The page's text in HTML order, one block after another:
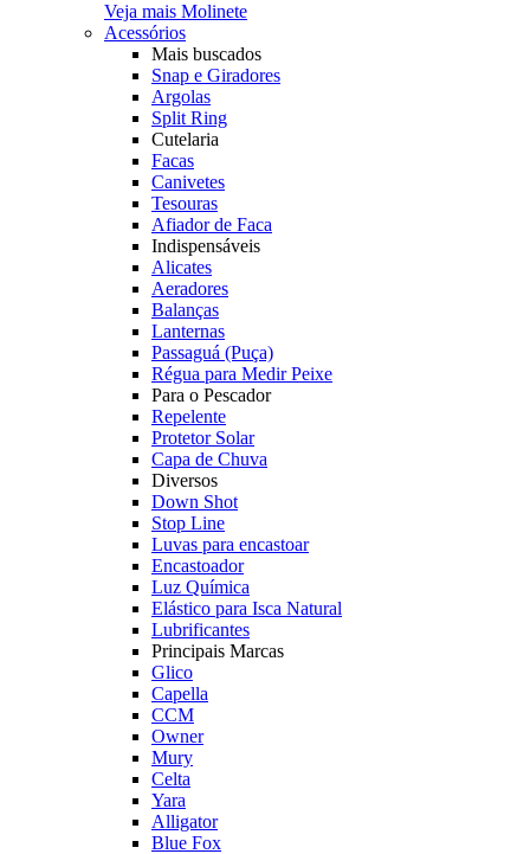
Veja mais Molinete
Acessórios
Mais buscados
Snap e Giradores
Argolas
Split Ring
Cutelaria
Facas
Canivetes
Tesouras
Afiador de Faca
Indispensáveis
Alicates
Aeradores
Balanças
Lanternas
Passaguá (Puça)
Régua para Medir Peixe
Para o Pescador
Repelente
Protetor Solar
Capa de Chuva
Diversos
Down Shot
Stop Line
Luvas para encastoar
Encastoador
Luz Química
Elástico para Isca Natural
Lubrificantes
Principais Marcas
Glico
Capella
CCM
Owner
Mury
Celta
Yara
Alligator
Blue Fox